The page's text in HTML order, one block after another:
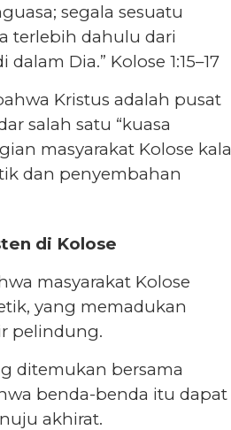
segala sesuatu
terlebih dahulu dari
Dia.” Kolose 1:15–17
Kristus adalah pusat
salah satu “kuasa
masyarakat Kolose kala
dan penyembahan
di Kolose
masyarakat Kolose
yang memadukan
pelindung.
ditemukan bersama
benda-benda itu dapat
akhirat.